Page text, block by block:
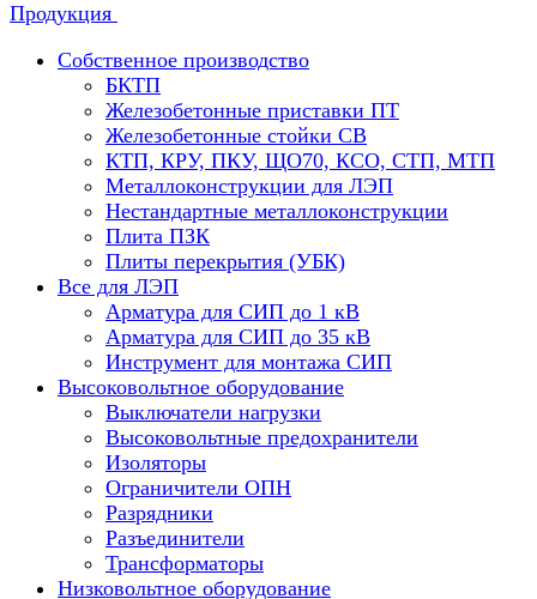
Продукция
Собственное производство
БКТП
Железобетонные приставки ПТ
Железобетонные стойки СВ
КТП, КРУ, ПКУ, ЩО70, КСО, СТП, МТП
Металлоконструкции для ЛЭП
Нестандартные металлоконструкции
Плита ПЗК
Плиты перекрытия (УБК)
Все для ЛЭП
Арматура для СИП до 1 кВ
Арматура для СИП до 35 кВ
Инструмент для монтажа СИП
Высоковольтное оборудование
Выключатели нагрузки
Высоковольтные предохранители
Изоляторы
Ограничители ОПН
Разрядники
Разъединители
Трансформаторы
Низковольтное оборудование